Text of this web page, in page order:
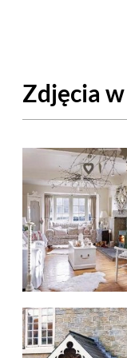
Zdjęcia
DOMOWE
INNE